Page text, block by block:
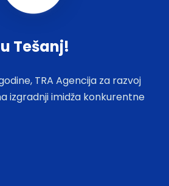
Tešanj!
TRA Agencija za razvoj
izgradnji imidža konkurentne